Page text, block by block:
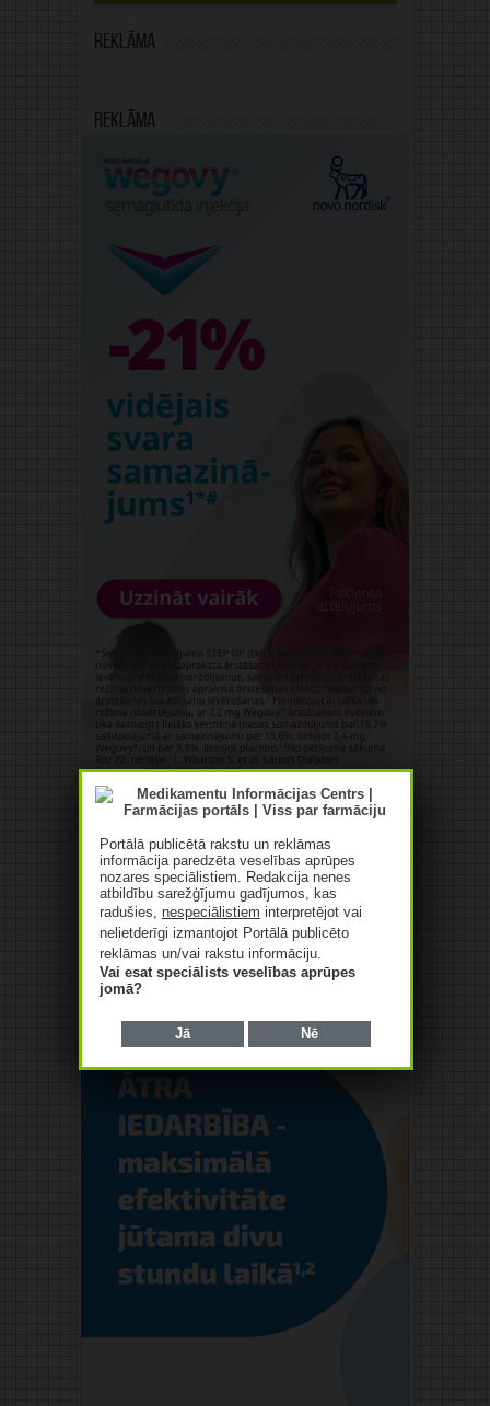
Reklāma
Reklāma
Reklāma
Portālā publicētā rakstu un reklāmas
informācija paredzēta veselības aprūpes
nozares speciālistiem. Redakcija nenes
atbildību sarežģījumu gadījumos, kas
radušies, nespeciālistiem interpretējot vai
nelietderīgi izmantojot Portālā publicēto
reklāmas un/vai rakstu informāciju.
Vai esat speciālists veselības aprūpes
jomā?
Jā Nē